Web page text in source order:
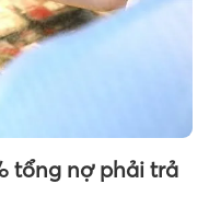
tổng nợ phải trả